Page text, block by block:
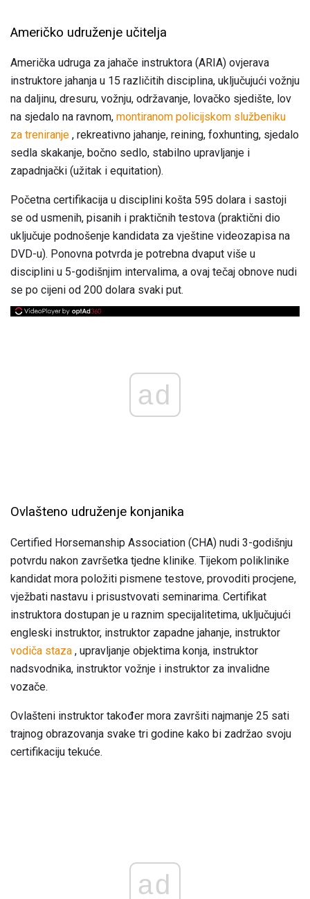
Američko udruženje učitelja
Američka udruga za jahače instruktora (ARIA) ovjerava
instruktore jahanja u 15 različitih disciplina, uključujući vožnju
na daljinu, dresuru, vožnju, održavanje, lovačko sjedište, lov
na sjedalo na ravnom, montiranom policijskom službeniku
za treniranje , rekreativno jahanje, reining, foxhunting, sjedalo
sedla skakanje, bočno sedlo, stabilno upravljanje i
zapadnjački (užitak i equitation).
Početna certifikacija u disciplini košta 595 dolara i sastoji
se od usmenih, pisanih i praktičnih testova (praktični dio
uključuje podnošenje kandidata za vještine videozapisa na
DVD-u). Ponovna potvrda je potrebna dvaput više u
disciplini u 5-godišnjim intervalima, a ovaj tečaj obnove nudi
se po cijeni od 200 dolara svaki put.
ad
Ovlašteno udruženje konjanika
Certified Horsemanship Association (CHA) nudi 3-godišnju
potvrdu nakon završetka tjedne klinike. Tijekom poliklinike
kandidat mora položiti pismene testove, provoditi procjene,
vježbati nastavu i prisustvovati seminarima. Certifikat
instruktora dostupan je u raznim specijalitetima, uključujući
engleski instruktor, instruktor zapadne jahanje, instruktor
vodiča staza , upravljanje objektima konja, instruktor
nadsvodnika, instruktor vožnje i instruktor za invalidne
vozače.
Ovlašteni instruktor također mora završiti najmanje 25 sati
trajnog obrazovanja svake tri godine kako bi zadržao svoju
certifikaciju tekuće.
ad